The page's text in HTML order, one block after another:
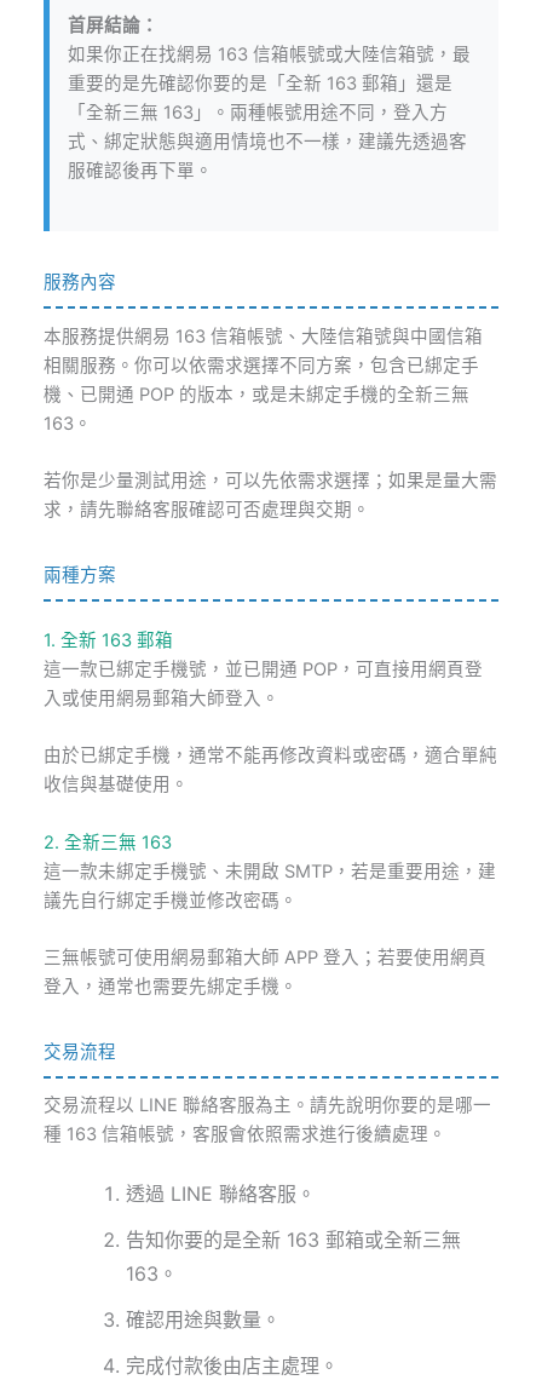
首屏結論：
如果你正在找網易 163 信箱帳號或大陸信箱號，最
重要的是先確認你要的是「全新 163 郵箱」還是
「全新三無 163」。兩種帳號用途不同，登入方
式、綁定狀態與適用情境也不一樣，建議先透過客
服確認後再下單。
服務內容
本服務提供網易 163 信箱帳號、大陸信箱號與中國信箱
相關服務。你可以依需求選擇不同方案，包含已綁定手
機、已開通 POP 的版本，或是未綁定手機的全新三無
163。
若你是少量測試用途，可以先依需求選擇；如果是量大需
求，請先聯絡客服確認可否處理與交期。
兩種方案
1. 全新 163 郵箱
這一款已綁定手機號，並已開通 POP，可直接用網頁登
入或使用網易郵箱大師登入。
由於已綁定手機，通常不能再修改資料或密碼，適合單純
收信與基礎使用。
2. 全新三無 163
這一款未綁定手機號、未開啟 SMTP，若是重要用途，建
議先自行綁定手機並修改密碼。
三無帳號可使用網易郵箱大師 APP 登入；若要使用網頁
登入，通常也需要先綁定手機。
交易流程
交易流程以 LINE 聯絡客服為主。請先說明你要的是哪一
種 163 信箱帳號，客服會依照需求進行後續處理。
透過 LINE 聯絡客服。
告知你要的是全新 163 郵箱或全新三無
163。
確認用途與數量。
完成付款後由店主處理。